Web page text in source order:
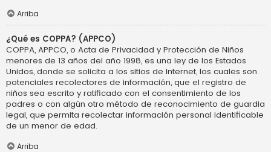
Arriba
¿Qué es COPPA? (APPCO)
COPPA, APPCO, o Acta de Privacidad y Protección de Niños
menores de 13 años del año 1998, es una ley de los Estados
Unidos, donde se solicita a los sitios de Internet, los cuales son
potenciales recolectores de información, que el registro de
niños sea escrito y ratificado con el consentimiento de los
padres o con algún otro método de reconocimiento de guardia
legal, que permita recolectar información personal identificable
de un menor de edad.
Arriba